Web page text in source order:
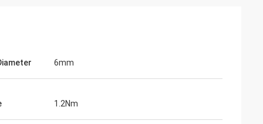
6mm
1.2Nm